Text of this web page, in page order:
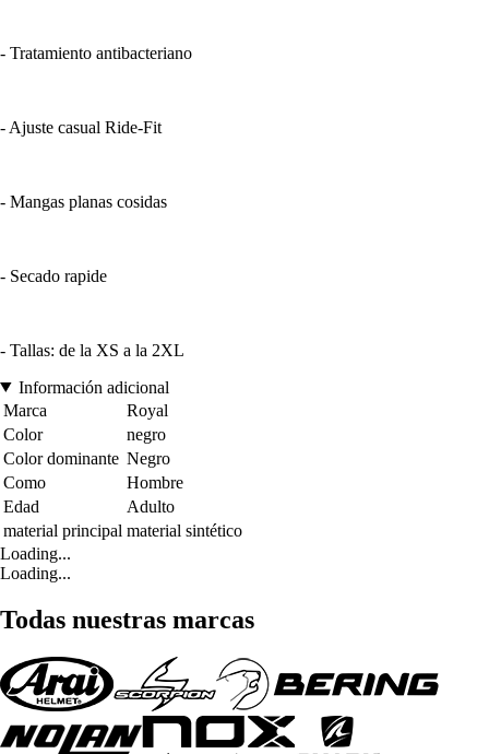
- Tratamiento antibacteriano
- Ajuste casual Ride-Fit
- Mangas planas cosidas
- Secado rapide
- Tallas: de la XS a la 2XL
Información adicional
Marca
Royal
Color
negro
Color dominante Negro
Como
Hombre
Edad
Adulto
material principal material sintético
Loading...
Loading...
Todas nuestras marcas